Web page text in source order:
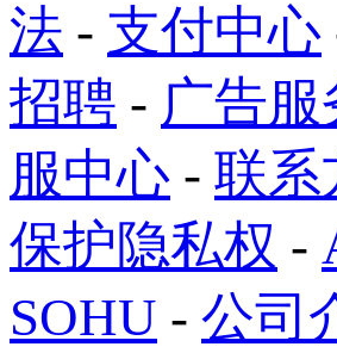
法 - 支付中心
招聘 - 广告服
服中心 - 联系
保护隐私权 -
SOHU - 公司